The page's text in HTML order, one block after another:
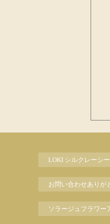
LOKI シルクレーシ
お問い合わせありが
ソラージュフラワー